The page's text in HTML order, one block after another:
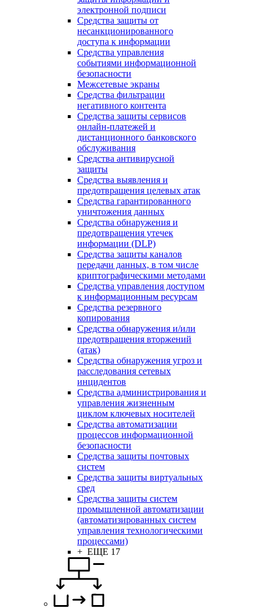
электронной подписи
Средства защиты от
несанкционированного
доступа к информации
Средства управления
событиями информационной
безопасности
Межсетевые экраны
Средства фильтрации
негативного контента
Средства защиты сервисов
онлайн-платежей и
дистанционного банковского
обслуживания
Средства антивирусной
защиты
Средства выявления и
предотвращения целевых атак
Средства гарантированного
уничтожения данных
Средства обнаружения и
предотвращения утечек
информации (DLP)
Средства защиты каналов
передачи данных, в том числе
криптографическими методами
Средства управления доступом
к информационным ресурсам
Средства резервного
копирования
Средства обнаружения и/или
предотвращения вторжений
(атак)
Средства обнаружения угроз и
расследования сетевых
инцидентов
Средства администрирования и
управления жизненным
циклом ключевых носителей
Средства автоматизации
процессов информационной
безопасности
Средства защиты почтовых
систем
Средства защиты виртуальных
сред
Средства защиты систем
промышленной автоматизации
(автоматизированных систем
управления технологическими
процессами)
+ ЕЩЕ 17